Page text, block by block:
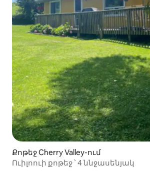
Քոթեջ Cherry Valley-ում
Ուիլոուի քոթեջ ՝ 4 ննջասենյակ